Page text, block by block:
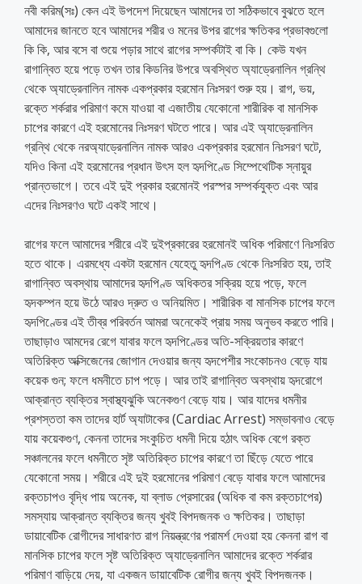
নবী করিম(সঃ) কেন এই উপদেশ দিয়েছেন আমাদের তা সঠিকভাবে বুঝতে হলে
আমাদের জানতে হবে আমাদের শরীর ও মনের উপর রাগের ক্ষতিকর প্রভাবগুলো
কি কি, আর বসে বা শুয়ে পড়ার সাথে রাগের সম্পর্কটাই বা কি। কেউ যখন
রাগান্বিত হয়ে পড়ে তখন তার কিডনির উপরে অবস্থিত অ্যাড্রেনালিন গ্রন্থি
থেকে অ্যাড্রেনালিন নামক একপ্রকার হরমোন নিঃসরণ শুরু হয়। রাগ, ভয়,
রক্তে শর্করার পরিমাণ কমে যাওয়া বা এজাতীয় যেকোনো শারীরিক বা মানসিক
চাপের কারণে এই হরমোনের নিঃসরণ ঘটতে পারে। আর এই অ্যাড্রেনালিন
গ্রন্থি থেকে নরঅ্যাড্রেনালিন নামক আরও একপ্রকার হরমোন নিঃসরণ ঘটে,
যদিও কিনা এই হরমোনের প্রধান উৎস হল হৃদপিণ্ডে সিম্পেথেটিক স্নায়ুর
প্রান্তভাগে। তবে এই দুই প্রকার হরমোনই পরস্পর সম্পর্কযুক্ত এবং আর
এদের নিঃসরণও ঘটে একই সাথে।
রাগের ফলে আমাদের শরীরে এই দুইপ্রকারের হরমোনই অধিক পরিমাণে নিঃসরিত
হতে থাকে। এরমধ্যে একটা হরমোন যেহেতু হৃদপিণ্ড থেকে নিঃসরিত হয়, তাই
রাগান্বিত অবস্থায় আমাদের হৃদপিণ্ড অধিকতর সক্রিয় হয়ে পড়ে, ফলে
হৃদকম্পন হয়ে উঠে আরও দ্রুত ও অনিয়মিত। শারীরিক বা মানসিক চাপের ফলে
হৃদপিণ্ডের এই তীব্র পরিবর্তন আমরা অনেকেই প্রায় সময় অনুভব করতে পারি।
তাছাড়াও আমদের রেগে যাবার ফলে হৃদপিণ্ডের অতি-সক্রিয়তার কারণে
অতিরিক্ত অক্সিজেনের জোগান দেওয়ার জন্য হৃদপেশীর সংকোচনও বেড়ে যায়
কয়েক গুন; ফলে ধমনীতে চাপ পড়ে। আর তাই রাগান্বিত অবস্থায় হৃদরোগে
আক্রান্ত ব্যক্তির স্বাস্থ্যঝুকি অনেকগুণ বেড়ে যায়। আর যাদের ধমনীর
প্রশস্ততা কম তাদের হার্ট অ্যাটাকের (Cardiac Arrest) সম্ভাবনাও বেড়ে
যায় কয়েকগুণ, কেননা তাদের সংকুচিত ধমনী দিয়ে হঠাৎ অধিক বেগে রক্ত
সঞ্চালনের ফলে ধমনীতে সৃষ্ট অতিরিক্ত চাপের কারণে তা ছিঁড়ে যেতে পারে
যেকোনো সময়। শরীরে এই দুই হরমোনের পরিমাণ বেড়ে যাবার ফলে আমাদের
রক্তচাপও বৃদ্ধি পায় অনেক, যা ব্লাড প্রেসারের (অধিক বা কম রক্তচাপের)
সমস্যায় আক্রান্ত ব্যক্তির জন্য খুবই বিপদজনক ও ক্ষতিকর। তাছাড়া
ডায়াবেটিক রোগীদের সাধারণত রাগ নিয়ন্ত্রণের পরামর্শ দেওয়া হয় কেননা রাগ বা
মানসিক চাপের ফলে সৃষ্ট অতিরিক্ত অ্যাড্রেনালিন আমাদের রক্তে শর্করার
পরিমাণ বাড়িয়ে দেয়, যা একজন ডায়াবেটিক রোগীর জন্য খুবই বিপদজনক।